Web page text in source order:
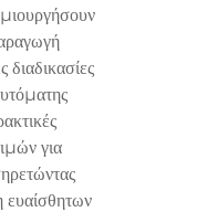
για
ευαίσθητων